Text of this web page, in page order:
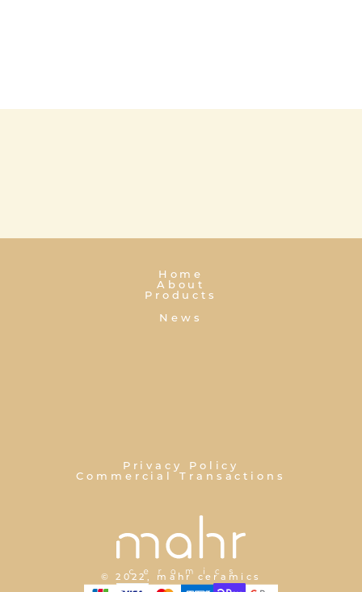
Home
About
Products
News
© 2022, mahr ceramics
Privacy Policy
Commercial Transactions